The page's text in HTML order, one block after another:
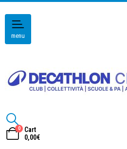
menu
0
Cart
0,00€